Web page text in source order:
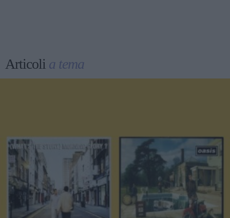
Articoli a tema